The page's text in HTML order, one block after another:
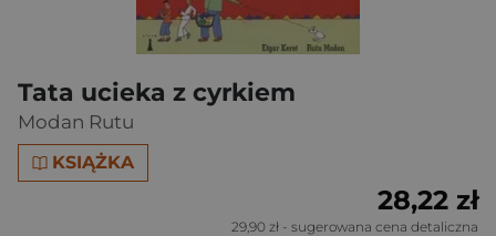
Tata ucieka z cyrkiem
Modan Rutu
KSIĄŻKA
28,22 zł
29,90 zł - sugerowana cena detaliczna